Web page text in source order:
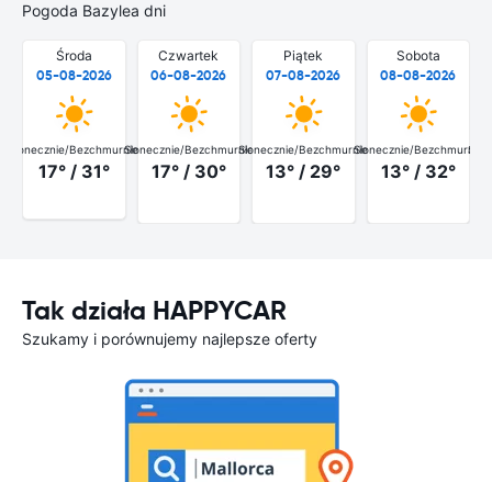
Pogoda Bazylea dni
Środa
05-08-2026
Słonecznie/Bezchmurnie
17° / 31°
Czwartek
06-08-2026
Słonecznie/Bezchmurnie
17° / 30°
Piątek
07-08-2026
Słonecznie/Bezchmurnie
13° / 29°
Sobota
08-08-2026
Słonecznie/Bezchmurnie
13° / 32°
Tak działa HAPPYCAR
Szukamy i porównujemy najlepsze oferty